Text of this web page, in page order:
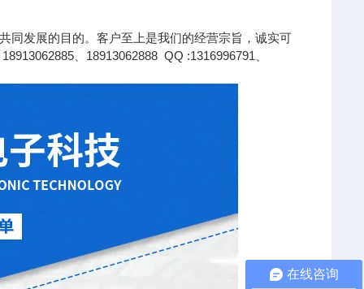
同发展的目的。客户至上是我们的经营宗旨，诚实可
、18913062888 QQ :1316996791、
在线咨询